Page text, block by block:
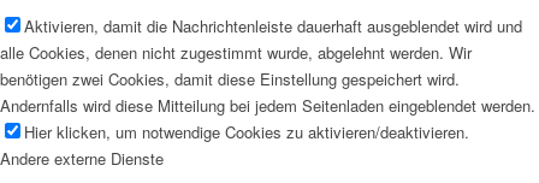
Aktivieren, damit die Nachrichtenleiste dauerhaft ausgeblendet wird und
alle Cookies, denen nicht zugestimmt wurde, abgelehnt werden. Wir
benötigen zwei Cookies, damit diese Einstellung gespeichert wird.
Andernfalls wird diese Mitteilung bei jedem Seitenladen eingeblendet werden.
Hier klicken, um notwendige Cookies zu aktivieren/deaktivieren.
Andere externe Dienste